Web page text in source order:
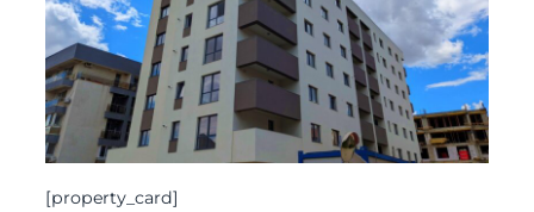
[property_card]